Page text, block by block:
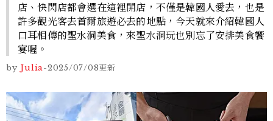
店、快閃店都會選在這裡開店，不僅是韓國人愛去，也是
許多觀光客去首爾旅遊必去的地點，今天就來介紹韓國人
口耳相傳的聖水洞美食，來聖水洞玩也別忘了安排美食饗
宴喔。
by Julia-2025/07/08更新